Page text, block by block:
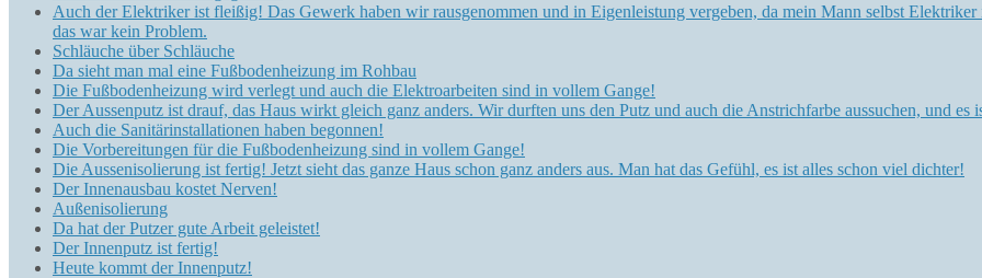
Auch der Elektriker ist fleißig! Das Gewerk haben wir rausgenommen und in Eigenleistung vergeben, da mein Mann selbst
das war kein Problem.
Schläuche über Schläuche
Da sieht man mal eine Fußbodenheizung im Rohbau
Die Fußbodenheizung wird verlegt und auch die Elektroarbeiten sind in vollem Gange!
Der Aussenputz ist drauf, das Haus wirkt gleich ganz anders. Wir durften uns den Putz und auch die Anstrichfarbe aussuchen, und
Auch die Sanitärinstallationen haben begonnen!
Die Vorbereitungen für die Fußbodenheizung sind in vollem Gange!
Die Aussenisolierung ist fertig! Jetzt sieht das ganze Haus schon ganz anders aus. Man hat das Gefühl, es ist alles schon viel dichter!
Der Innenausbau kostet Nerven!
Außenisolierung
Da hat der Putzer gute Arbeit geleistet!
Der Innenputz ist fertig!
Heute kommt der Innenputz!